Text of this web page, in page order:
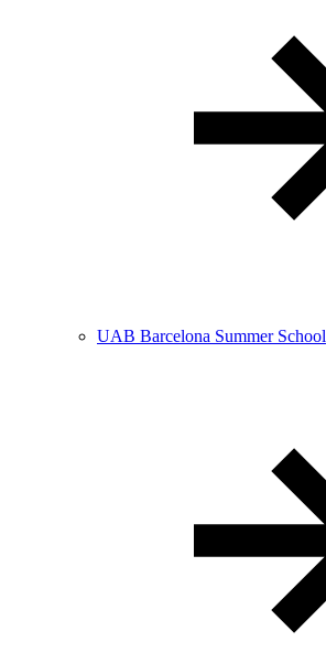
UAB Barcelona Summer School